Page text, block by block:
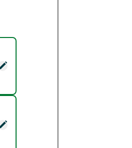
XS
— серый цвет - XS